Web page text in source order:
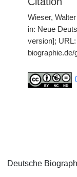
Wieser,
in: Neue
version];
Deutsche